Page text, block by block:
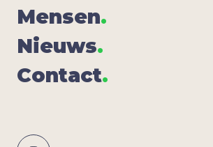
Men­sen.
Nieuws.
Con­tact.